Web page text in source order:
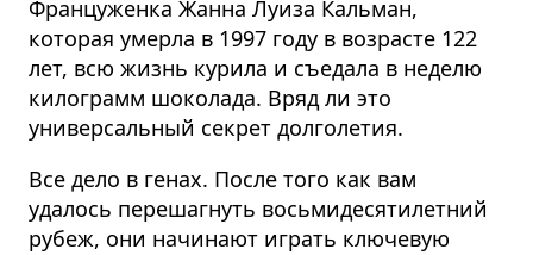
Француженка Жанна Луиза Кальман,
которая умерла в 1997 году в возрасте 122
лет, всю жизнь курила и съедала в неделю
килограмм шоколада. Вряд ли это
универсальный секрет долголетия.
Все дело в генах. После того как вам
удалось перешагнуть восьмидесятилетний
рубеж, они начинают играть ключевую